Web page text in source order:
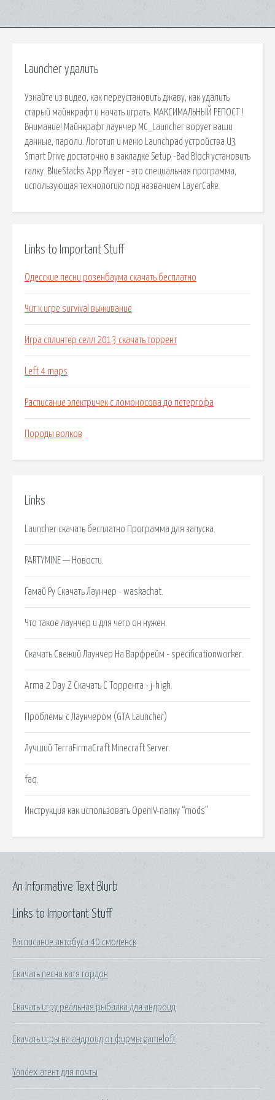
Launcher удалить
Узнайте из видео, как переустановить джаву, как удалить
старый майнкрафт и начать играть. МАКСИМАЛЬНЫЙ РЕПОСТ !
Внимание! Майнкрафт лаунчер MC_Launcher ворует ваши
данные, пароли. Логотип и меню Launchpad устройства U3
Smart Drive достаточно в закладке Setup -Bad Block установить
галку. BlueStacks App Player - это специальная программа,
использующая технологию под названием LayerCake.
Links to Important Stuff
Одесские песни розенбаума скачать бесплатно
Чит к игре survival выживание
Игра сплинтер селл 2013 скачать торрент
Left 4 maps
Расписание электричек с ломоносова до петергофа
Породы волков
Links
Launcher скачать бесплатно Программа для запуска.
PARTYMINE — Новости.
Гамай Ру Скачать Лаунчер - waskachat.
Что такое лаунчер и для чего он нужен.
Скачать Свежий Лаунчер На Варфрейм - specificationworker.
Arma 2 Day Z Скачать С Торрента - j-high.
Проблемы с Лаунчером (GTA Launcher)
Лучший TerraFirmaCraft Minecraft Server.
faq.
Инструкция как использовать OpenIV-папку “mods”
Links to Important Stuff
Расписание автобуса 40 смоленск
Скачать песни катя гордон
Скачать игру реальная рыбалка для андроид
Скачать игры на андроид от фирмы gameloft
Yandex агент для почты
An Informative Text Blurb